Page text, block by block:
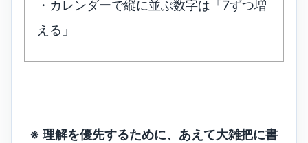
・カレンダーで縦に並ぶ数字は「7ずつ増
える」
※ 理解を優先するために、あえて大雑把に書